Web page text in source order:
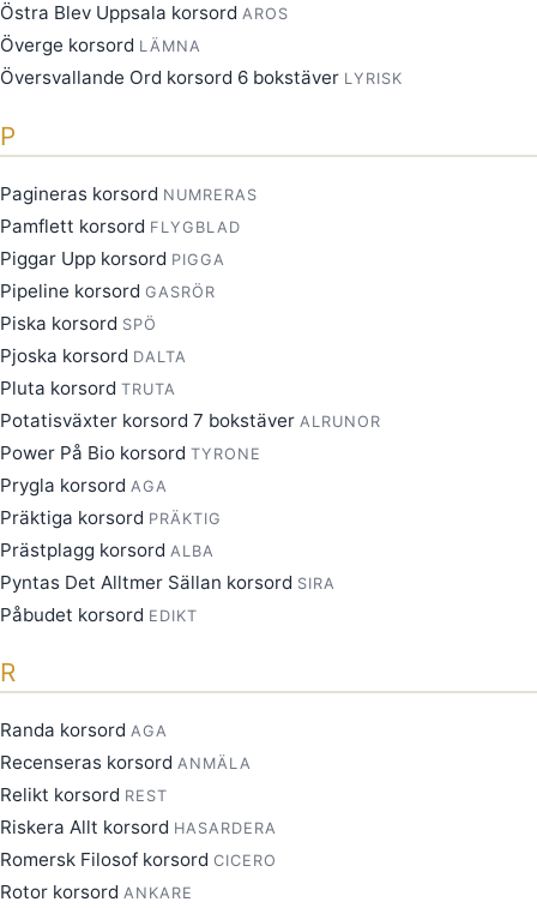
Östra Blev Uppsala korsord AROS
Överge korsord LÄMNA
Översvallande Ord korsord 6 bokstäver LYRISK
P
Pagineras korsord NUMRERAS
Pamflett korsord FLYGBLAD
Piggar Upp korsord PIGGA
Pipeline korsord GASRÖR
Piska korsord SPÖ
Pjoska korsord DALTA
Pluta korsord TRUTA
Potatisväxter korsord 7 bokstäver ALRUNOR
Power På Bio korsord TYRONE
Prygla korsord AGA
Präktiga korsord PRÄKTIG
Prästplagg korsord ALBA
Pyntas Det Alltmer Sällan korsord SIRA
Påbudet korsord EDIKT
R
Randa korsord AGA
Recenseras korsord ANMÄLA
Relikt korsord REST
Riskera Allt korsord HASARDERA
Romersk Filosof korsord CICERO
Rotor korsord ANKARE